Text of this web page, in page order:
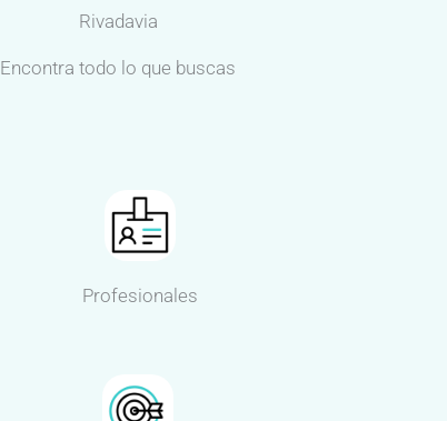
Rivadavia
Encontra todo lo que buscas
Profesionales